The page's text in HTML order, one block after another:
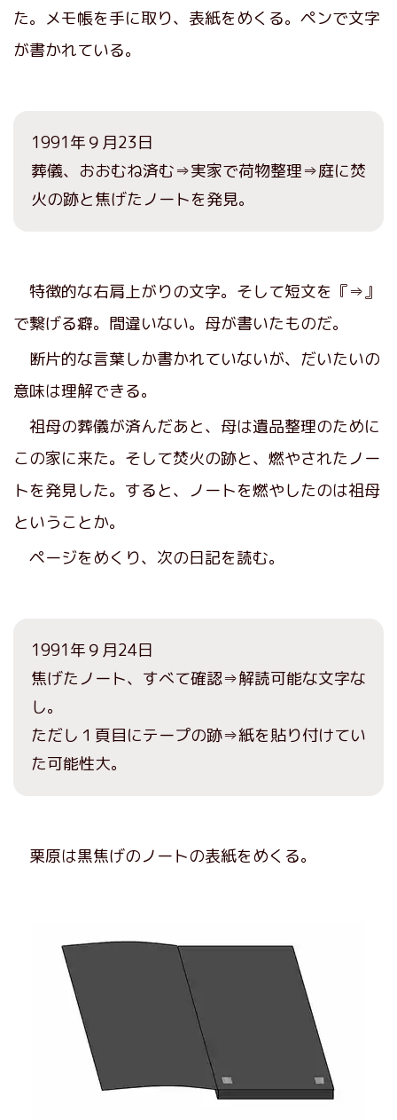
た。メモ帳を手に取り、表紙をめくる。ペンで文字
が書かれている。
1991年９月23日
葬儀、おおむね済む⇒実家で荷物整理⇒庭に焚
火の跡と焦げたノートを発見。
特徴的な右肩上がりの文字。そして短文を『⇒』
で繋げる癖。間違いない。母が書いたものだ。
断片的な言葉しか書かれていないが、だいたいの
意味は理解できる。
祖母の葬儀が済んだあと、母は遺品整理のために
この家に来た。そして焚火の跡と、燃やされたノー
トを発見した。すると、ノートを燃やしたのは祖母
ということか。
ページをめくり、次の日記を読む。
1991年９月24日
焦げたノート、すべて確認⇒解読可能な文字な
し。
ただし１頁目にテープの跡⇒紙を貼り付けてい
た可能性大。
栗原は黒焦げのノートの表紙をめくる。